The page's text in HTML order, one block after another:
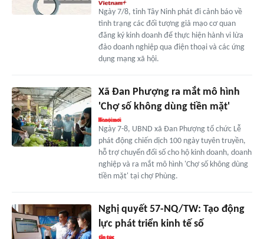
Ngày 7/8, tỉnh Tây Ninh phát đi cảnh báo về
tình trạng các đối tượng giả mạo cơ quan
đăng ký kinh doanh để thực hiện hành vi lừa
đảo doanh nghiệp qua điện thoại và các ứng
dụng mạng xã hội.
Xã Đan Phượng ra mắt mô hình
'Chợ số không dùng tiền mặt'
Ngày 7-8, UBND xã Đan Phượng tổ chức Lễ
phát động chiến dịch 100 ngày tuyên truyền,
hỗ trợ chuyển đổi số cho hộ kinh doanh, doanh
nghiệp và ra mắt mô hình 'Chợ số không dùng
tiền mặt' tại chợ Phùng.
Nghị quyết 57-NQ/TW: Tạo động
lực phát triển kinh tế số